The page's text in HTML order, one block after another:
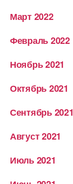
Март 2022
Февраль 2022
Ноябрь 2021
Октябрь 2021
Сентябрь 2021
Август 2021
Июль 2021